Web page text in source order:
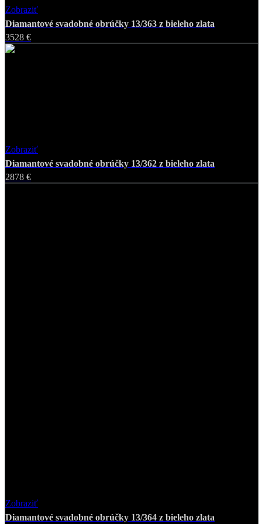
Zobraziť
Diamantové svadobné obrúčky 13/363 z bieleho zlata
3528 €
Zobraziť
Diamantové svadobné obrúčky 13/362 z bieleho zlata
2878 €
Zobraziť
Diamantové svadobné obrúčky 13/364 z bieleho zlata